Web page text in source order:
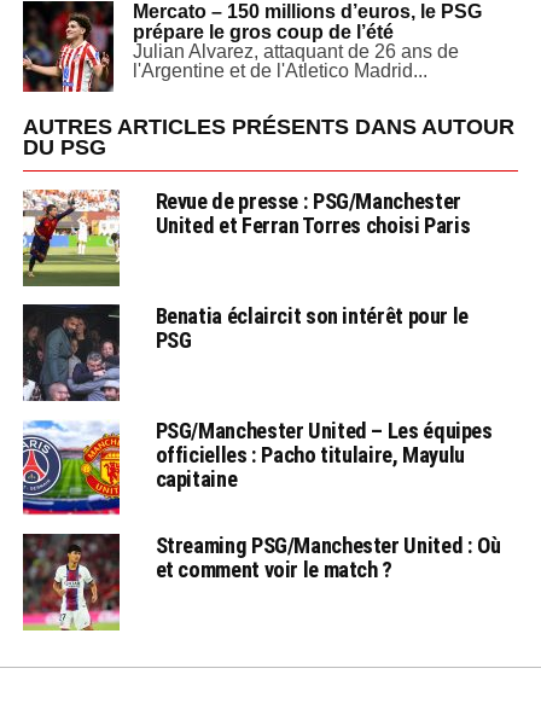
Mercato – 150 millions d’euros, le PSG
prépare le gros coup de l’été
Julian Alvarez, attaquant de 26 ans de
l'Argentine et de l'Atletico Madrid...
AUTRES ARTICLES PRÉSENTS DANS AUTOUR
DU PSG
Revue de presse : PSG/Manchester
United et Ferran Torres choisi Paris
Benatia éclaircit son intérêt pour le
PSG
PSG/Manchester United – Les équipes
officielles : Pacho titulaire, Mayulu
capitaine
Streaming PSG/Manchester United : Où
et comment voir le match ?